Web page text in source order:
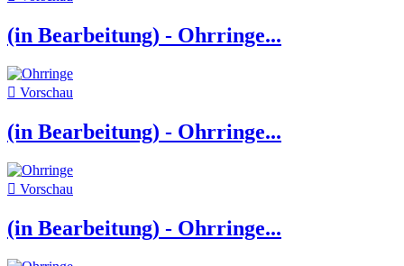
(in Bearbeitung) - Ohrringe...
 Vorschau
(in Bearbeitung) - Ohrringe...
 Vorschau
(in Bearbeitung) - Ohrringe...